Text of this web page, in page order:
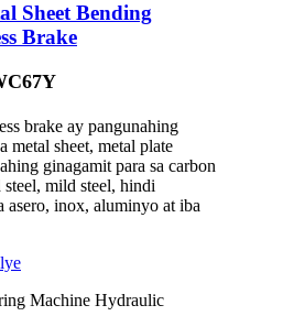
Sheet Bending
Brake
brake ay pangunahing
metal sheet, metal plate
ginagamit para sa carbon
steel, mild steel, hindi
asero, inox, aluminyo at iba